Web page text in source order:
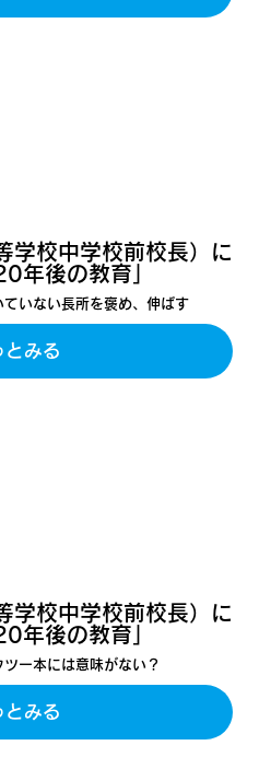
学校中学校前校長）に
年後の教育」
いない長所を褒め、伸ばす
とみる
学校中学校前校長）に
年後の教育」
ー本には意味がない？
とみる